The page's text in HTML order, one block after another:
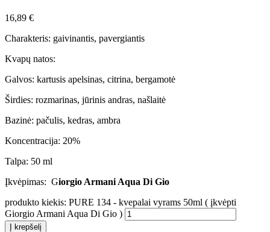
16,89 €
Charakteris: gaivinantis, pavergiantis
Kvapų natos:
Galvos: kartusis apelsinas, citrina, bergamotė
Širdies: rozmarinas, jūrinis andras, našlaitė
Bazinė: pačulis, kedras, ambra
Koncentracija: 20%
Talpa: 50 ml
Įkvėpimas: Giorgio Armani Aqua Di Gio
produkto kiekis: PURE 134 - kvepalai vyrams 50ml ( įkvėpti
Giorgio Armani Aqua Di Gio )
Į krepšelį